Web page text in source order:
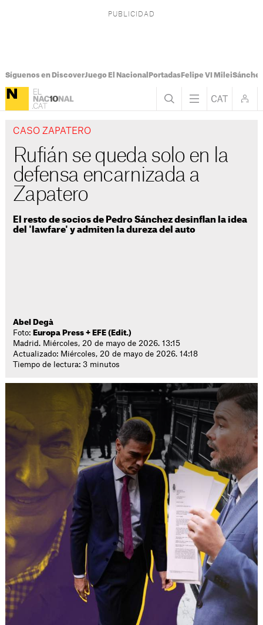
Síguenos en DiscoverJuego El Nacional PortadasFelipe VI Milei
CASO ZAPATERO
Rufián se queda solo en la
defensa encarnizada a
Zapatero
El resto de socios de Pedro Sánchez desinflan la idea
del 'lawfare' y admiten la dureza del auto
Abel Degà
Foto: Europa Press + EFE (Edit.)
Madrid. Miércoles, 20 de mayo de 2026. 13:15
Actualizado: Miércoles, 20 de mayo de 2026. 14:18
Tiempo de lectura: 3 minutos